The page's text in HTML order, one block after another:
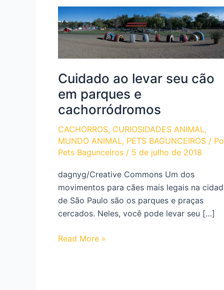
Cuidado ao levar seu cão
em parques e
cachorródromos
CACHORROS, CURIOSIDADES ANIMAL,
MUNDO ANIMAL, PETS BAGUNCEIROS /
Pets Bagunceiros / 5 de julho de 2018
dagnyg/Creative Commons Um dos
movimentos para cães mais legais na
de São Paulo são os parques e praças
cercados. Neles, você pode levar seu […]
Cuidado
Read More »